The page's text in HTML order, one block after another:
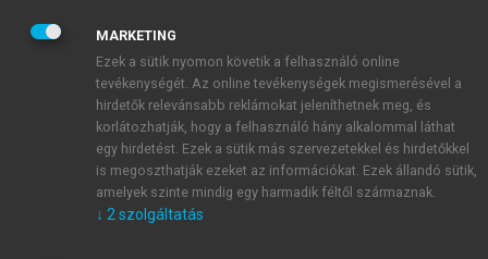
JELSZÓ
JELSZÓ ÚJRA
Kérek értesítést a MeRSZ újdonságairól, akcióiról.
Kérek értesítést az Akadémiai Kiadó Zrt. újdonságairól,
MARKETING
Ezek a sütik nyomon követik a felhasználó online
tevékenységét. Az online tevékenységek megismerésével a
hirdetők relevánsabb reklámokat jeleníthetnek meg, és
korlátozhatják, hogy a felhasználó hány alkalommal láthat
egy hirdetést. Ezek a sütik más szervezetekkel és hirdetőkkel
is megoszthatják ezeket az információkat. Ezek állandó sütik,
amelyek szinte mindig egy harmadik féltől származnak.
↓ 2 szolgáltatás